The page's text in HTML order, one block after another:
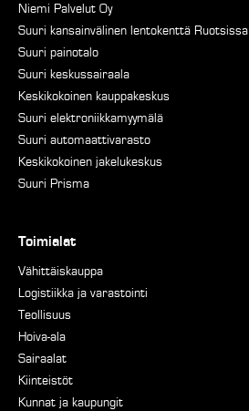
Niemi Palvelut Oy
Suuri kansainvälinen lentokenttä Ruotsissa
Suuri painotalo
Suuri keskussairaala
Keskikokoinen kauppakeskus
Suuri elektroniikkamyymälä
Suuri automaattivarasto
Keskikokoinen jakelukeskus
Suuri Prisma
Toimialat
Vähittäiskauppa
Logistiikka ja varastointi
Teollisuus
Hoiva-ala
Sairaalat
Kiinteistöt
Kunnat ja kaupungit